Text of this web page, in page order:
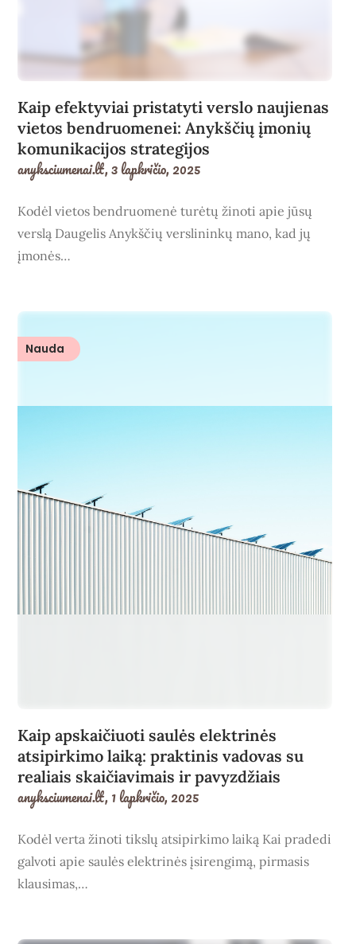
Kaip efektyviai pristatyti verslo naujienas
vietos bendruomenei: Anykščių įmonių
komunikacijos strategijos
anyksciumenai.lt,3 lapkričio, 2025
Kodėl vietos bendruomenė turėtų žinoti apie jūsų
verslą Daugelis Anykščių verslininkų mano, kad jų
įmonės…
Nauda
Kaip apskaičiuoti saulės elektrinės
atsipirkimo laiką: praktinis vadovas su
realiais skaičiavimais ir pavyzdžiais
anyksciumenai.lt,1 lapkričio, 2025
Kodėl verta žinoti tikslų atsipirkimo laiką Kai pradedi
galvoti apie saulės elektrinės įsirengimą, pirmasis
klausimas,…